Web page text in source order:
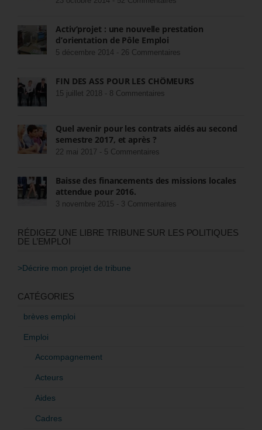
Activ’projet : une nouvelle prestation
d’orientation de Pôle Emploi
5 décembre 2014 - 26 Commentaires
FIN DES ASS POUR LES CHÔMEURS
15 juillet 2018 - 8 Commentaires
Quel avenir pour les contrats aidés au second
semestre 2017, et après ?
22 mai 2017 - 5 Commentaires
Baisse des financements des missions locales
attendue pour 2016.
3 novembre 2015 - 3 Commentaires
RÉDIGEZ UNE LIBRE TRIBUNE SUR LES POLITIQUES
DE L’EMPLOI
>Décrire mon projet de tribune
CATÉGORIES
brèves emploi
Emploi
Accompagnement
Acteurs
Aides
Cadres